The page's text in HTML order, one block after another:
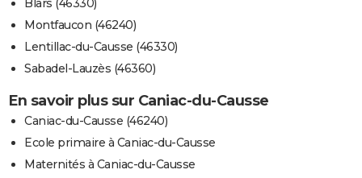
Blars (46330)
Montfaucon (46240)
Lentillac-du-Causse (46330)
Sabadel-Lauzès (46360)
En savoir plus sur Caniac-du-Causse
Caniac-du-Causse (46240)
Ecole primaire à Caniac-du-Causse
Maternités à Caniac-du-Causse